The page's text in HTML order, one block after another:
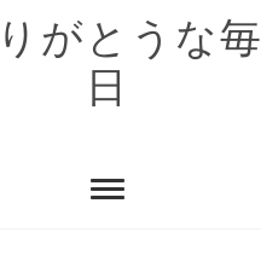
がとうな毎
日